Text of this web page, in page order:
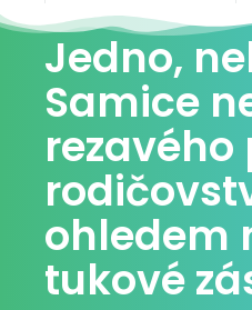
Jedno,
Samice
ohledem
tukové